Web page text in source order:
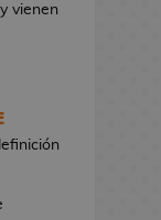
vienen